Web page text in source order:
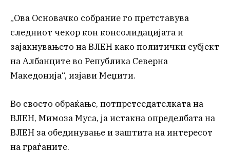
„Ова Основачко собрание го претставува
следниот чекор кон консолидацијата и
зајакнувањето на ВЛЕН како политички субјект
на Албанците во Република Северна
Македонија“, изјави Меџити.
Во своето обраќање, потпретседателката на
ВЛЕН, Мимоза Муса, ја истакна определбата на
ВЛЕН за обединување и заштита на интересот
на граѓаните.